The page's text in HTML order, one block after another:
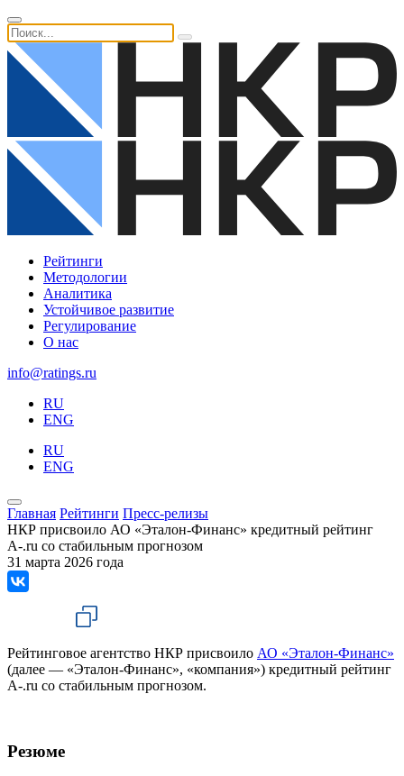
Рейтинги
Методологии
Аналитика
Устойчивое развитие
Регулирование
О нас
info@ratings.ru
RU
ENG
RU
ENG
Главная Рейтинги Пресс-релизы
НКР присвоило АО «Эталон-Финанс» кредитный рейтинг
A-.ru со стабильным прогнозом
31 марта 2026 года
Рейтинговое агентство НКР присвоило АО «Эталон-Финанс»
(далее — «Эталон-Финанс», «компания») кредитный рейтинг
A-.ru со стабильным прогнозом.
Резюме